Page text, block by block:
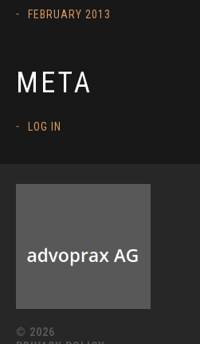
FEBRUARY 2013
META
LOG IN
© 2026